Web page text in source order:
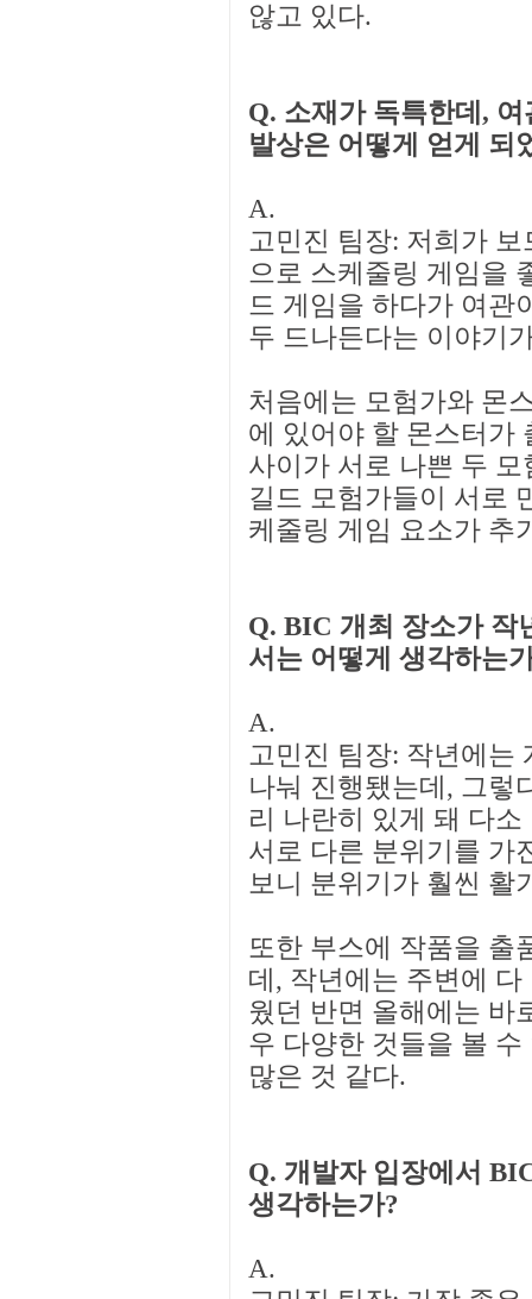
않고 있다.
Q. 소재가 독특한데,
발상은 어떻게 얻게 되
A.
고민진 팀장: 저희가
으로 스케줄링 게임을
드 게임을 하다가 여관
두 드나든다는 이야기
처음에는 모험가와 몬
에 있어야 할 몬스터가
사이가 서로 나쁜 두
길드 모험가들이 서로
케줄링 게임 요소가 추
Q. BIC 개최 장소가 작
서는 어떻게 생각하는
A.
고민진 팀장: 작년에는
나눠 진행됐는데, 그렇
리 나란히 있게 돼 다
서로 다른 분위기를 가
보니 분위기가 훨씬 활
또한 부스에 작품을 출
데, 작년에는 주변에
웠던 반면 올해에는 바
우 다양한 것들을 볼
많은 것 같다.
Q. 개발자 입장에서
생각하는가?
A.